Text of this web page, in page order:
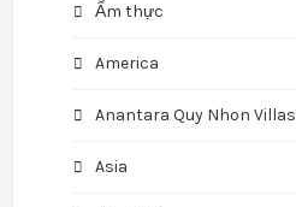
Ẩm thực
America
Anantara Quy Nhon Villas
Asia